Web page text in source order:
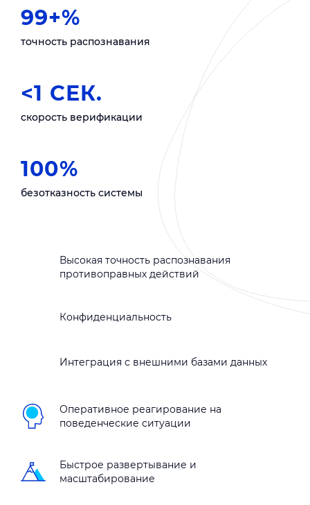
99+%
точность распознавания
<1 СЕК.
скорость верификации
100%
безотказность системы
Высокая точность распознавания
противоправных действий
Конфиденциальность
Интеграция с внешними базами данных
Оперативное реагирование на
поведенческие ситуации
Быстрое развертывание и
масштабирование